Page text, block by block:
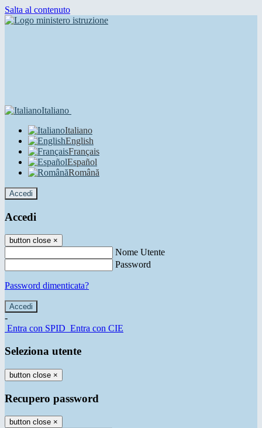
Salta al contenuto
Italiano
Italiano
English
Français
Español
Română
Accedi
Accedi
button close ×
Nome Utente
Password
Password dimenticata?
-
Entra con SPID Entra con CIE
Seleziona utente
button close ×
Recupero password
button close ×